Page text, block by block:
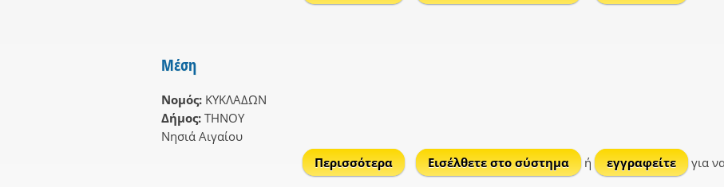
Μέση
Νομός: ΚΥΚΛΑΔΩΝ
Δήμος: ΤΗΝΟΥ
Νησιά Αιγαίου
Περισσότεραγια ΜέσηΕισέλθετε στο σύστημα ή εγγραφείτε για